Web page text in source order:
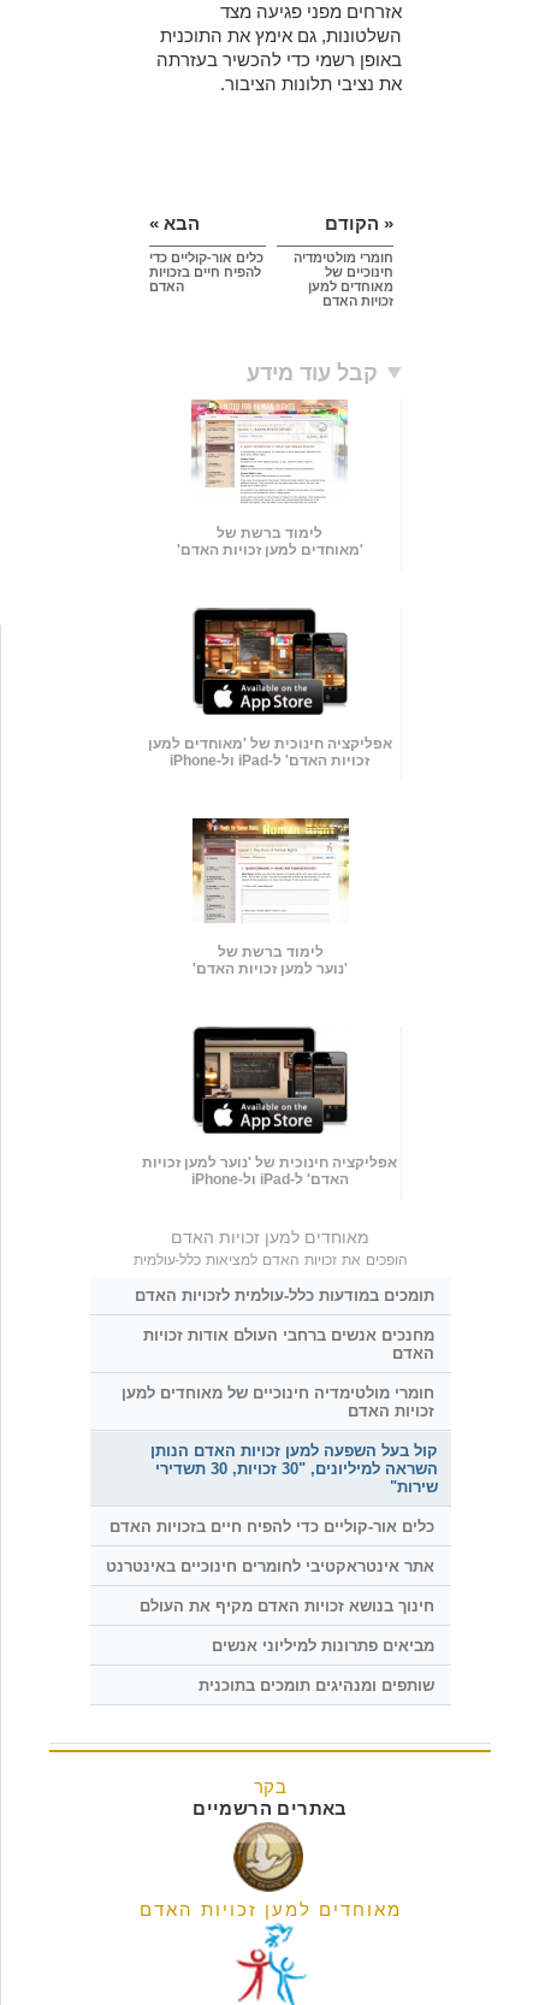
אזרחים מפני פגיעה מצד
השלטונות, גם אימץ את התוכנית
באופן רשמי כדי להכשיר בעזרתה
את נציבי תלונות הציבור.
« הקודם
חומרי מולטימדיה
חינוכיים של
מאוחדים למען
זכויות האדם
הבא »
כלים אור-קוליים כדי
להפיח חיים בזכויות
האדם
קבל עוד מידע
לימוד ברשת של
'מאוחדים למען זכויות האדם'
אפליקציה חינוכית של 'מאוחדים למען
זכויות האדם' ל-iPad ול-iPhone
לימוד ברשת של
'נוער למען זכויות האדם'
אפליקציה חינוכית של 'נוער למען זכויות
האדם' ל-iPad ול-iPhone
מאוחדים למען זכויות האדם
הופכים את זכויות האדם למציאות כלל-עולמית
תומכים במודעות כלל-עולמית לזכויות האדם
מחנכים אנשים ברחבי העולם אודות זכויות
האדם
חומרי מולטימדיה חינוכיים של מאוחדים למען
זכויות האדם
קול בעל השפעה למען זכויות האדם הנותן
השראה למיליונים, "30 זכויות, 30 תשדירי
שירות"
כלים אור-קוליים כדי להפיח חיים בזכויות האדם
אתר אינטראקטיבי לחומרים חינוכיים באינטרנט
חינוך בנושא זכויות האדם מקיף את העולם
מביאים פתרונות למיליוני אנשים
שותפים ומנהיגים תומכים בתוכנית
בקר
באתרים הרשמיים
מאוחדים למען זכויות האדם